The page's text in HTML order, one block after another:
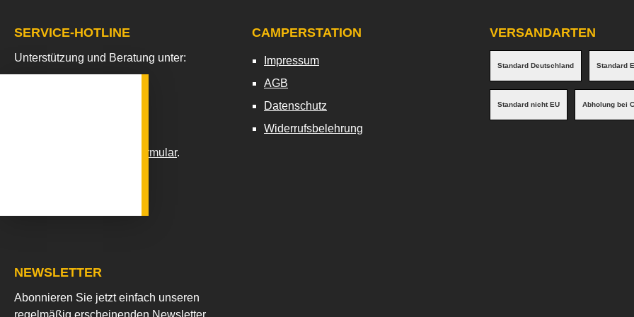
CAMPERSTATION
Impressum
AGB
Datenschutz
Widerrufsbelehrung
SERVICE-HOTLINE
Unterstützung und Beratung unter:
Kontaktformular.
VERSANDARTEN
Standard Deutschland Standard
Standard nicht EU Abholung bei
NEWSLETTER
Abonnieren Sie jetzt einfach unseren
regelmäßig erscheinenden Newsletter
Floating-Widget